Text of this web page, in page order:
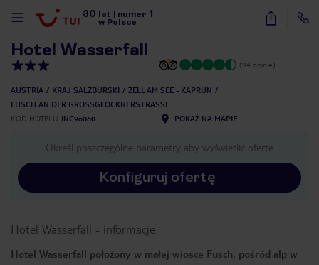
30 lat numer 1
w Polsce
24
Hotel Wasserfall
(94 opinie)
AUSTRIA KRAJ SALZBURSKI
ZELL AM SEE - KAPRUN
FUSCH AN DER GROSSGLOCKNERSTRASSE
KOD HOTELU INC96060 POKAŻ NA MAPIE
Określ poszczególne parametry aby wyświetlić ofertę
Konfiguruj ofertę
Hotel Wasserfall - informacje
Hotel Wasserfall położony w małej wiosce Fusch, pośród alp w